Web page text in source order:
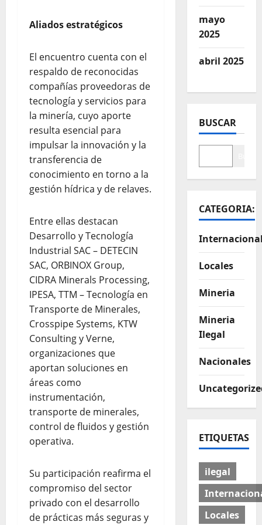
Aliados estratégicos
El encuentro cuenta con el
respaldo de reconocidas
compañías proveedoras de
tecnología y servicios para
la minería, cuyo aporte
resulta esencial para
impulsar la innovación y la
transferencia de
conocimiento en torno a la
gestión hídrica y de relaves.
Entre ellas destacan
Desarrollo y Tecnología
Industrial SAC – DETECIN
SAC, ORBINOX Group,
CIDRA Minerals Processing,
IPESA, TTM – Tecnología en
Transporte de Minerales,
Crosspipe Systems, KTW
Consulting y Verne,
organizaciones que
aportan soluciones en
áreas como
instrumentación,
transporte de minerales,
control de fluidos y gestión
operativa.
Su participación reafirma el
compromiso del sector
privado con el desarrollo
de prácticas más seguras y
mayo
2025
abril 2025
BUSCAR
CATEGORIA:
Locales
Mineria
Mineria
Ilegal
Nacionales
ETIQUETAS
ilegal
Locales